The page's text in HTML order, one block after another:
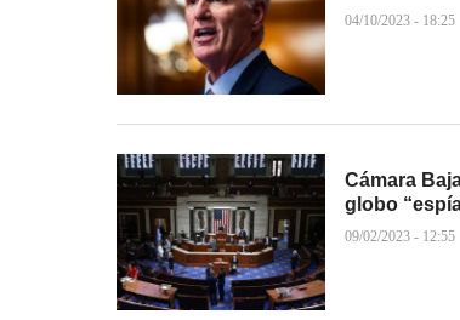
04/10/2023 - 18:25
Cámara
globo
09/02/2023 - 12:55